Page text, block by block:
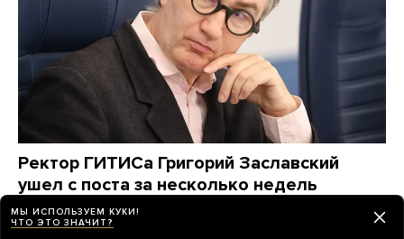
Ректор ГИТИСа Григорий Заславский
ушел с поста за несколько недель
до выборов. Он возглавил институт как
протеже Владимира Мединского и десять
МЫ ИСПОЛЬЗУЕМ КУКИ!
ЧТО ЭТО ЗНАЧИТ?